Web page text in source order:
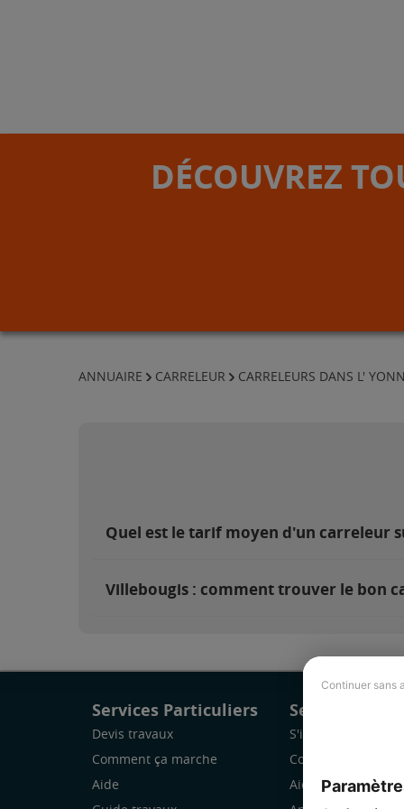
Continuer sans
DÉCOUVREZ
ANNUAIRE CARRELEUR CARRELEURS DANS L'
Quel est le tarif moyen d'un carreleur
Villebougis : comment trouver le bon
Services Particuliers
Devis travaux
Comment ça marche
Aide
Services Pro
S'inscrire
Comment ça
Aide